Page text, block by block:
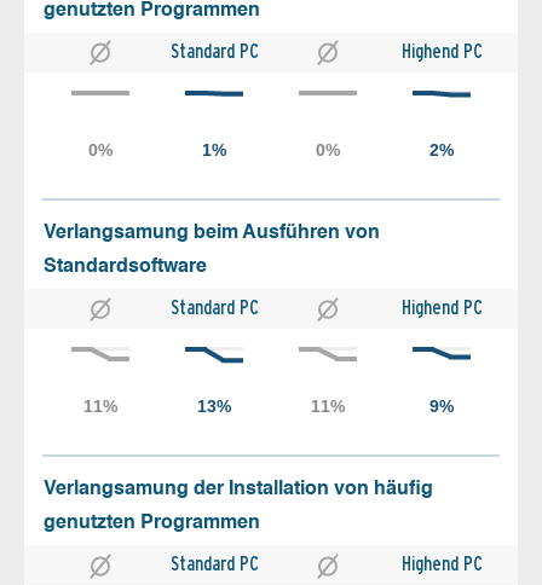
genutzten Programmen
Standard PC Highend PC
Verlangsamung beim Ausführen von
Standardsoftware
Standard PC Highend PC
Verlangsamung der Installation von häufig
genutzten Programmen
Standard PC Highend PC